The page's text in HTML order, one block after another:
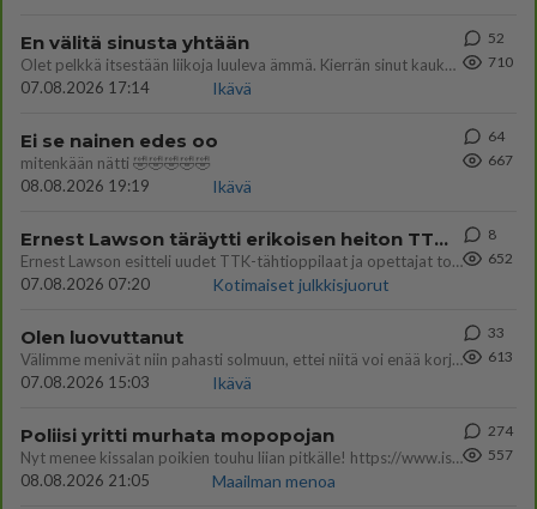
En välitä sinusta yhtään
Olet pelkkä itsestään liikoja luuleva ämmä. Kierrän sinut kaukaa nyt ja aina. Olit mulle pelkkä lelu vaan.
07.08.2026 17:14
Ikävä
52
710
Ei se nainen edes oo
mitenkään nätti 🤣🤣🤣🤣🤣
08.08.2026 19:19
Ikävä
64
667
Ernest Lawson täräytti erikoisen heiton TTK-lehdistötilaisuudessa: " Onko tässä tarkoituksena...?"
Ernest Lawson esitteli uudet TTK-tähtioppilaat ja opettajat torstaina 6.8. lehdistölle. Tulevalla kaudella on yksi hausk
07.08.2026 07:20
Kotimaiset julkkisjuorut
8
652
Olen luovuttanut
Välimme menivät niin pahasti solmuun, ettei niitä voi enää korjata. On aika jatkaa elämässä eteenpäin. Toivon sulle kaik
07.08.2026 15:03
Ikävä
33
613
Poliisi yritti murhata mopopojan
Nyt menee kissalan poikien touhu liian pitkälle! https://www.is.fi/kotimaa/art-2000012193221.html Karu video mopomiiti
08.08.2026 21:05
Maailman menoa
274
557